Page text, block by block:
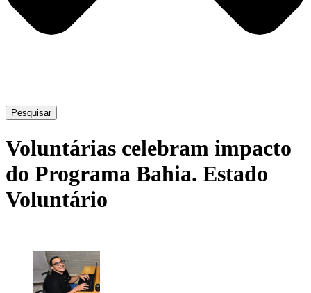
Pesquisar
Voluntárias celebram impacto
do Programa Bahia. Estado
Voluntário